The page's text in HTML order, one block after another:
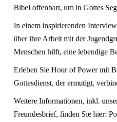
Bibel offenbart, um in Gottes
In einem inspirierenden
über ihre Arbeit mit der
Menschen hilft, eine lebendige
Erleben Sie Hour of Power mit
Gottesdienst, der ermutigt,
Weitere Informationen, inkl.
Freundesbrief, finden Sie hier: